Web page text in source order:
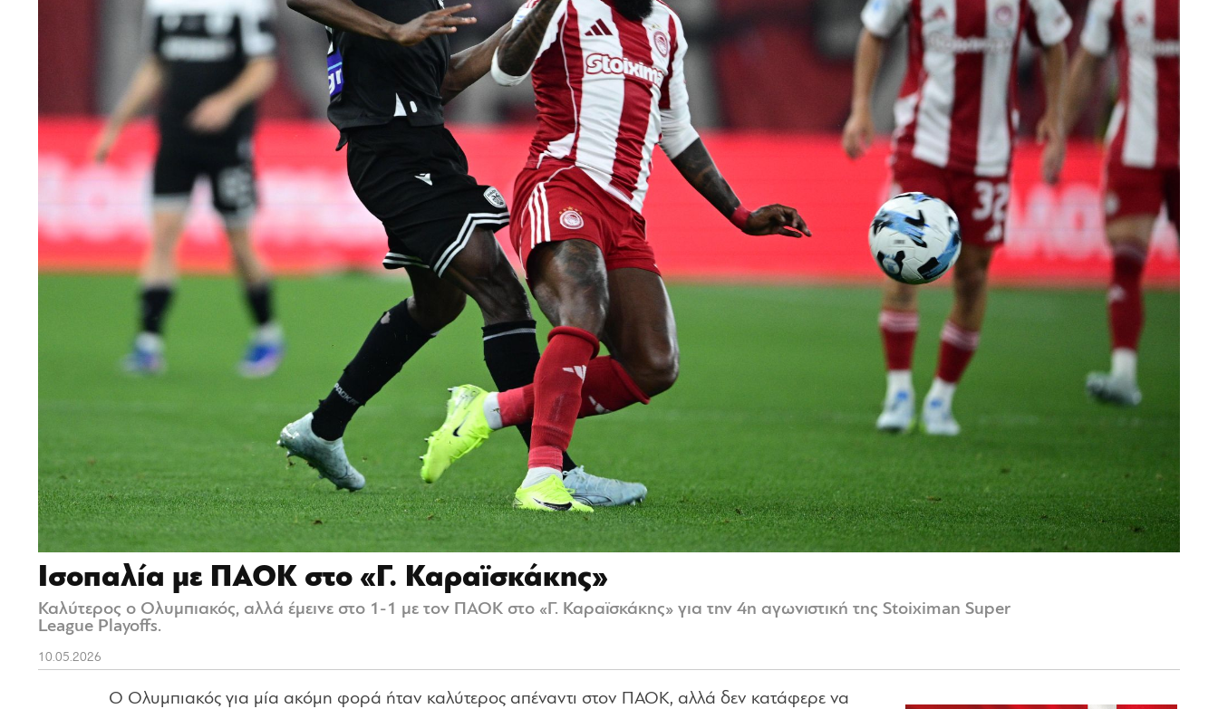
Ισοπαλία με ΠΑΟΚ στο «Γ. Καραϊσκάκης»
Καλύτερος ο Ολυμπιακός, αλλά έμεινε στο 1-1 με τον ΠΑΟΚ στο «Γ. Καραϊσκάκης» για την 4η αγωνιστική της Stoiximan Super
League Playoffs.
10.05.2026
Ο Ολυμπιακός για μία ακόμη φορά ήταν καλύτερος απέναντι στον ΠΑΟΚ, αλλά δεν κατάφερε να